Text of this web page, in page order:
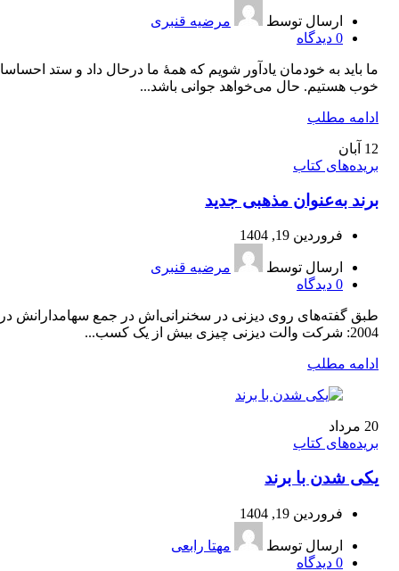
ارسال توسط
مرضیه قنبری
0 دیدگاه
ما باید به خودمان یادآور شویم که همۀ ما درحال داد و ستد
خوب هستیم. حال می‌خواهد جوانی باشد...
ادامه مطلب
12 آبان
بریده‌های کتاب
برند به‌عنوان مذهبی جدید
فروردین 19, 1404
ارسال توسط
مرضیه قنبری
0 دیدگاه
طبق گفته‌های روی دیزنی در سخنرانی‌اش در جمع سهامدارانش
2004: شرکت والت دیزنی چیزی بیش از یک کسب...
ادامه مطلب
20 مرداد
بریده‌های کتاب
یکی شدن با برند
فروردین 19, 1404
ارسال توسط
مهتا رابعی
0 دیدگاه